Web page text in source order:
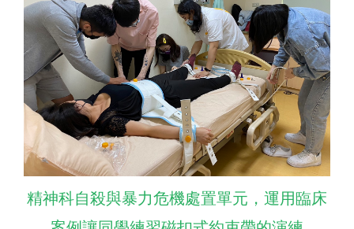
精神科自殺與暴力危機處置單元，運用臨床